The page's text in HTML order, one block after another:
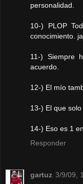
personalidad.
10-) PLOP
conocimiento.
11-) Siempre
acuerdo.
12-) El mío
13-) El que solo
14-) Eso es 1
Responder
gartuz 3/9/09,